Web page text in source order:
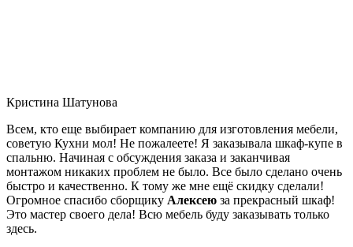
Кристина Шатунова
Всем, кто еще выбирает компанию для изготовления мебели,
советую Кухни мол! Не пожалеете! Я заказывала шкаф-купе в
спальню. Начиная с обсуждения заказа и заканчивая
монтажом никаких проблем не было. Все было сделано очень
быстро и качественно. К тому же мне ещё скидку сделали!
Огромное спасибо сборщику Алексею за прекрасный шкаф!
Это мастер своего дела! Всю мебель буду заказывать только
здесь.